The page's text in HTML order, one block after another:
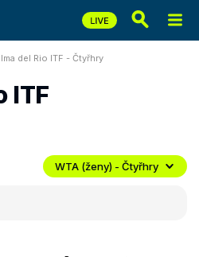
del Rio ITF - Čtyřhry
ITF
WTA (ženy) - Čtyřhry